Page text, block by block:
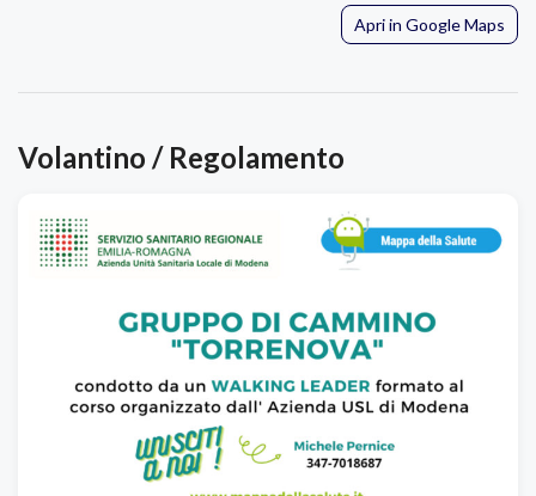
Apri in Google Maps
Volantino / Regolamento